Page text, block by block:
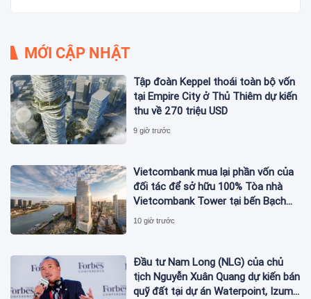
MỚI CẬP NHẬT
Tập đoàn Keppel thoái toàn bộ vốn
tại Empire City ở Thủ Thiêm dự kiến
thu về 270 triệu USD
9 giờ trước
Vietcombank mua lại phần vốn của
đối tác để sở hữu 100% Tòa nhà
Vietcombank Tower tại bến Bạch
Đằng
10 giờ trước
Đầu tư Nam Long (NLG) của chủ
tịch Nguyễn Xuân Quang dự kiến bán
quỹ đất tại dự án Waterpoint, Izumi